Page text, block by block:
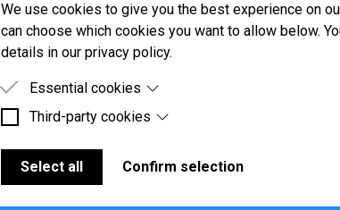
We use cookies to give you the best experience on
can choose which cookies you want to allow below.
details in our privacy policy.
Essential cookies
Essential cookies are cookies that are needed for the
Third-party cookies
Third-party cookies are cookies set by third-party
features such as Google Maps.
Select all Confirm selection
post@systima.no
www.systima.no